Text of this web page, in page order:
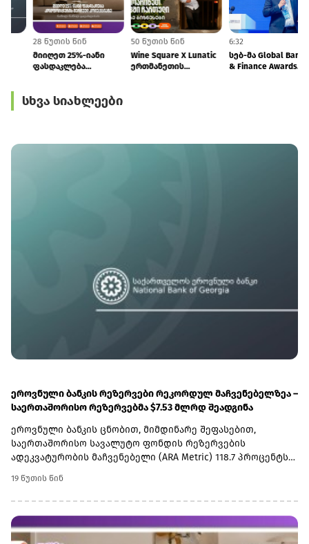
19 წუთის წინ
ეროვნული ბანკის
რეზერვები
საერთაშორისო
რეზერვებმა $7.53
28 წუთის წინ
მიიღეთ 25%-იანი
ფასდაკლება
კოლექციაზე
50 წუთის წინ
Wine Square X Lunatic
ერთმანეთის
სხვა სიახლეები
ეროვნული ბანკის რეზერვები რეკორდულ მაჩვენებელზეა –
საერთაშორისო რეზერვებმა $7.53 მლრდ შეადგინა
ეროვნული ბანკის ცნობით, მიმდინარე შეფასებით,
საერთაშორისო სავალუტო ფონდის რეზერვების
ადეკვატურობის მაჩვენებელი (ARA Metric) 118.7 პროცენტს
რეზერვები ქვეყნის მაკროეკონომიკური სტაბილურობის
მნიშვნელოვანი გარანტორია. სწორედ აქედან
გამომდინარე საქართველოს ეროვნული ბანკის
გრძელვადიანი პოლიტიკა ყოველთვის მიმართულია
რეზერვების დაგროვებასა და სარეზერვო აქტივების
19 წუთის წინ